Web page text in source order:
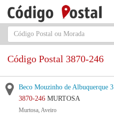
Código Postal 3870-246
Beco Mouzinho de Albuquerque 3
3870-246 MURTOSA
Murtosa, Aveiro